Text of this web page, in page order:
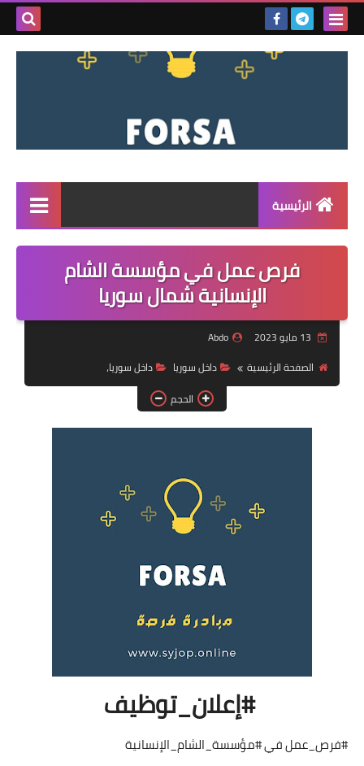
بحث
الرئيسية
القائمة
مناقصات
فرص عمل داخل سوريا
فرص عمل في العراق
فرص عمل في اليمن
دورات تدريبية
فرص عمل في مؤسسة الشام
الإنسانية شمال سوريا
Abdo
الصفحة الرئيسية
داخل سوريا
داخل سوريا،
الحجم
#إعلان_توظيف
#فرص_عمل في #مؤسسة_الشام_الإنسانية